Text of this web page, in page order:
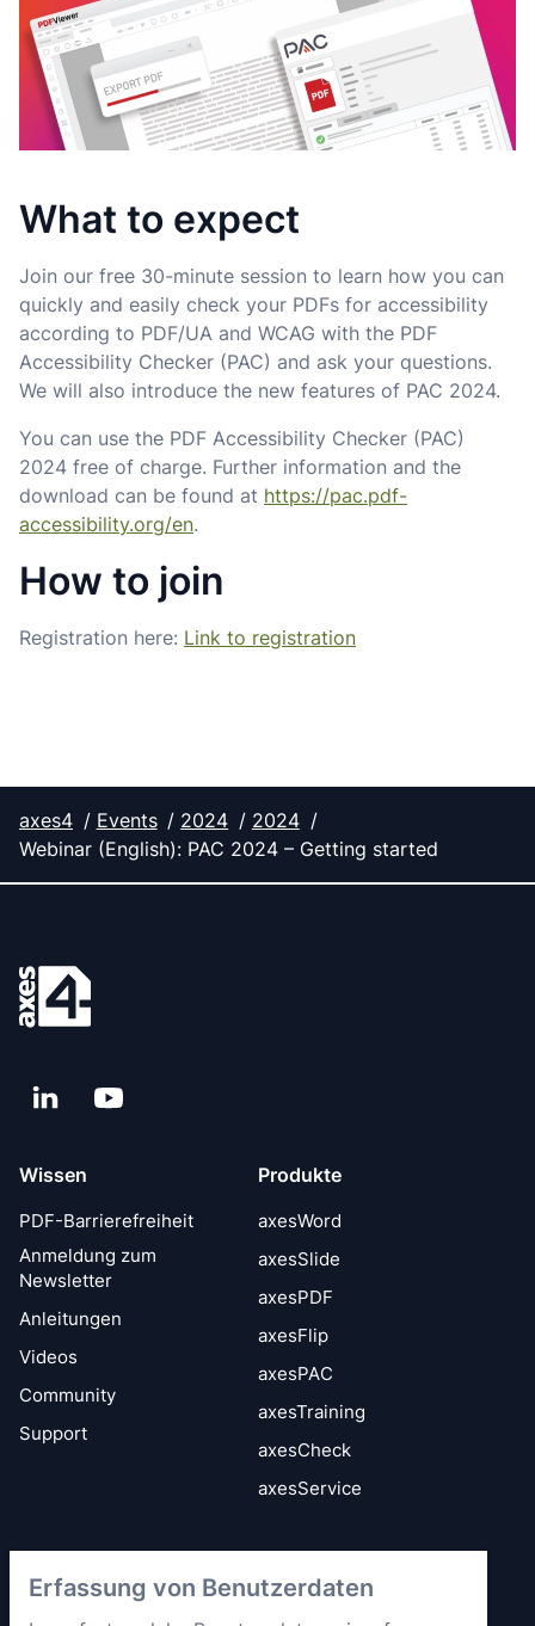
Erfassung von Benutzerdaten
What to expect
Join our free 30-minute session to learn how you can
quickly and easily check your PDFs for accessibility
according to PDF/UA and WCAG with the PDF
Accessibility Checker (PAC) and ask your questions.
We will also introduce the new features of PAC 2024.
You can use the PDF Accessibility Checker (PAC)
2024 free of charge. Further information and the
download can be found at https://pac.pdf-
accessibility.org/en.
How to join
Registration here: Link to registration
axes4 Events 2024
2024
Webinar (English): PAC 2024 – Getting started
LinkedInYouTube
Wissen
PDF-Barrierefreiheit
Anmeldung zum
Newsletter
Anleitungen
Videos
Community
Support
Produkte
axesWord
axesSlide
axesPDF
axesFlip
axesPAC
axesTraining
axesCheck
axesService
Sicherheit